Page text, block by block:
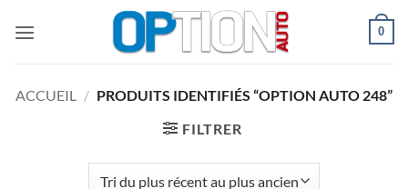
0
ACCUEIL / PRODUITS IDENTIFIÉS “OPTION AUTO 248”
FILTRER